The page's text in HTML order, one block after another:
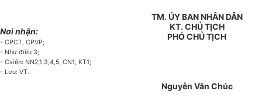
Nơi nhận:
- CPCT, CPVP;
- Như điều 3;
- Cviên: NN2,1,3,4,5, CN1, KT1;
- Lưu: VT.
TM. ỦY BAN NHÂN DÂN
KT. CHỦ TỊCH
PHÓ CHỦ TỊCH
Nguyễn Văn Chúc